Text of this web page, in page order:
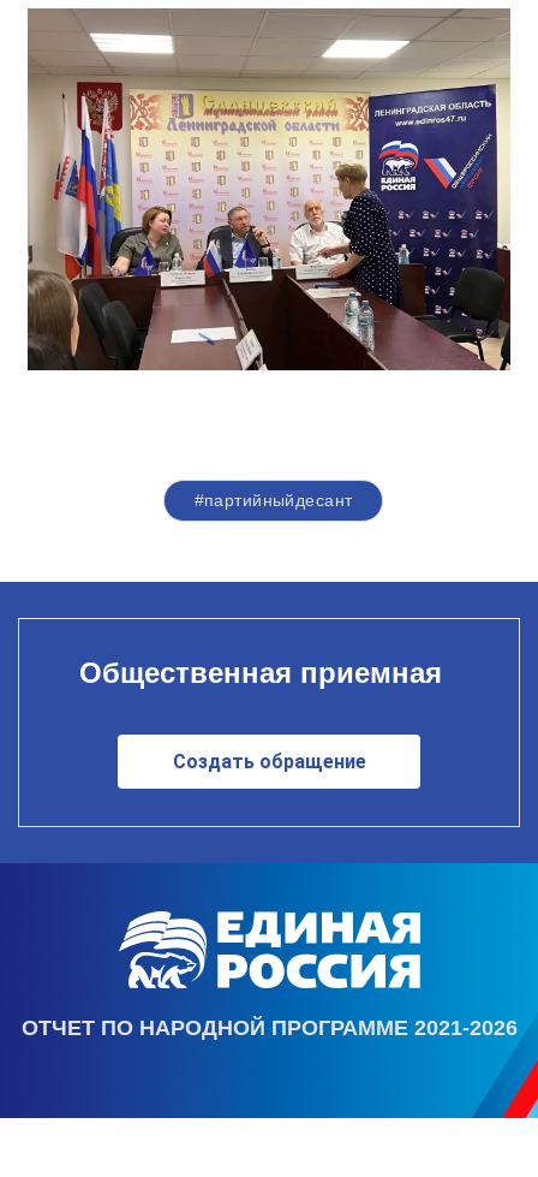
#партийныйдесант
Общественная приемная
Создать обращение
ОТЧЕТ ПО НАРОДНОЙ ПРОГРАММЕ 2021-2026